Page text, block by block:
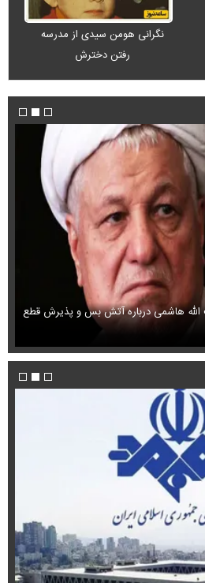
نگرانی هومن سیدی از مدرسه
رفتن دخترش
الله هاشمی درباره آتش بس و پذیرش قطع